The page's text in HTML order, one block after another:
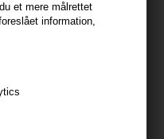
et mere målrettet
information,